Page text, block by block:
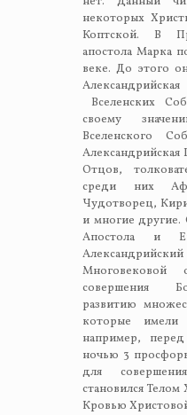
некоторых
Коптской. В
апостола Марка
веке. До этого
Вселенских
своему
Вселенского
Отцов,
среди них
Чудотворец,
и многие другие.
Апостола и
Многовековой
совершения
развитию
которые имели
например,
ночью 3
для
становился
Кровью